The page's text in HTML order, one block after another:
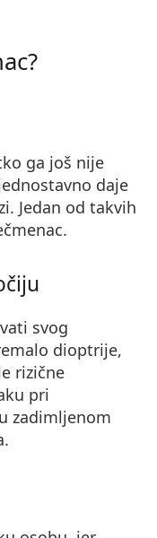
ga još nije
daje
Jedan od takvih
​​svog
dioptrije,
rizične
pri
zadimljenom